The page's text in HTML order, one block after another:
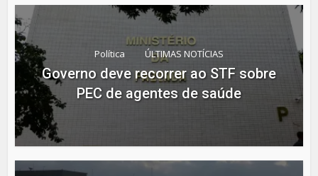
Política ÚLTIMAS NOTÍCIAS
Governo deve recorrer ao STF sobre
PEC de agentes de saúde